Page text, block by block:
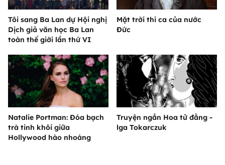
Tôi sang Ba Lan dự Hội nghị
Dịch giả văn học Ba Lan
toàn thế giới lần thứ VI
Mặt trời thi ca của nước
Đức
Natalie Portman: Đóa bạch
trà tinh khôi giữa
Hollywood hào nhoáng
Truyện ngắn Hoa tử đằng -
lga Tokarczuk